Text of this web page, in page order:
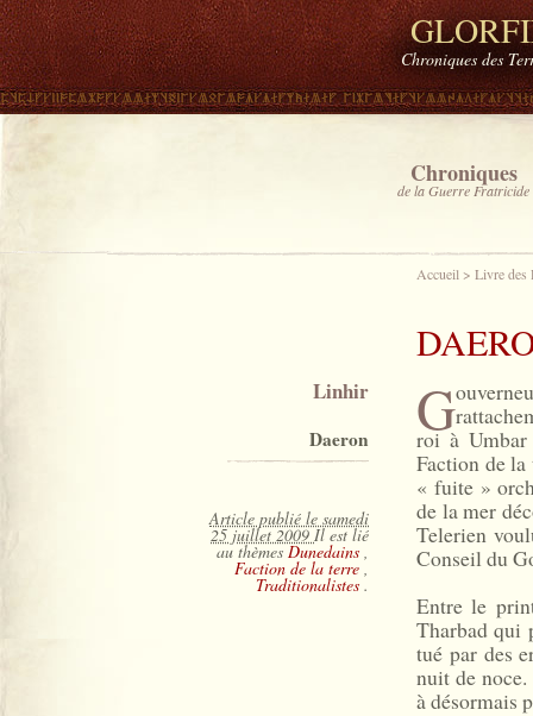
Chroniques des
Chroniques
de la Guerre Fratricide
Accueil > Livre des
G
roi à Umbar
Faction de la
« fuite »
de la mer
Telerien
Conseil du
Entre le
Tharbad qui
tué par des
nuit de
à désormais
Linhir
Daeron
Article publié le samedi
25 juillet 2009Il est lié
au thèmesDunedains ,
Faction de la terre ,
Traditionalistes .